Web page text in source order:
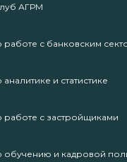
АГРМ
работе с банковским
и статистике
работе с застройщиками
обучению и кадровой